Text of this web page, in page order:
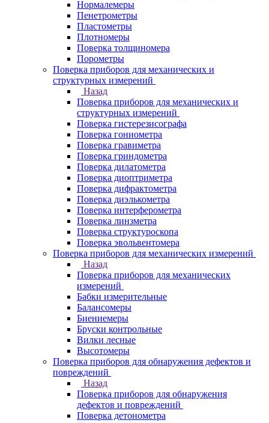
Нормалемеры
Пенетрометры
Пластометры
Плотномеры
Поверка толщиномера
Порометры
Поверка приборов для механических и
структурных измерений
Назад
Поверка приборов для механических и
структурных измерений
Поверка гистерезисографа
Поверка гониометра
Поверка гравиметра
Поверка гриндометра
Поверка дилатометра
Поверка диоптриметра
Поверка дифрактометра
Поверка диэлькометра
Поверка интерферометра
Поверка линзметра
Поверка структуроскопа
Поверка эвольвентомера
Поверка приборов для механических измерений
Назад
Поверка приборов для механических
измерений
Бабки измерительные
Балансомеры
Биениемеры
Бруски контрольные
Вилки лесные
Высотомеры
Поверка приборов для обнаружения дефектов и
повреждений
Назад
Поверка приборов для обнаружения
дефектов и повреждений
Поверка детонометра